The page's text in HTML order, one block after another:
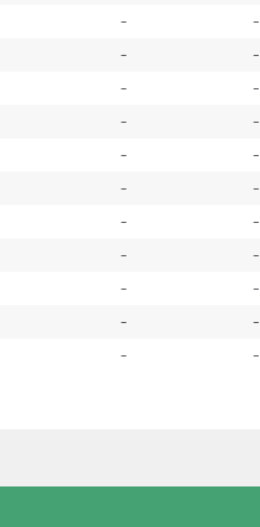
- -
- -
- -
- -
- -
- -
- -
- -
- -
- -
- -